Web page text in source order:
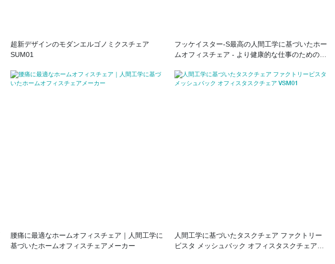
超新デザインのモダンエルゴノミクスチェア
SUM01
フッケイスター-S最高の人間工学に基づいたホー
ムオフィスチェア - より健康的な仕事のための快
腰痛に最適なホームオフィスチェア｜人間工学に
基づいたホームオフィスチェアメーカー
人間工学に基づいたタスクチェア ファクトリー
ビスタ メッシュバック オフィスタスクチェア